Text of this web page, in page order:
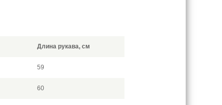
Длина рукава, см
59
60